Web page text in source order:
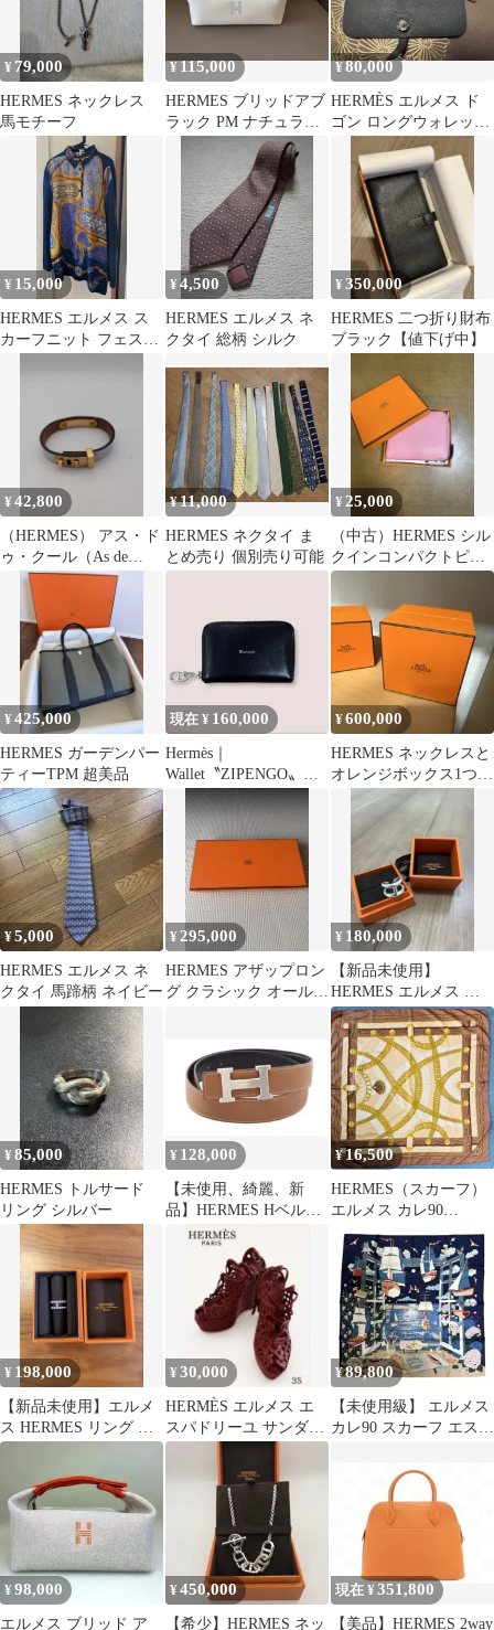
¥ 79,000
HERMES ネックレス
馬モチーフ
¥115,000
HERMES ブリッドアブ
ラック PM ナチュラル
¥80,000
HERMÈS エルメス ド
ゴン ロングウォレット
長財布 ブルー系 正規品
¥ 15,000
HERMES エルメス ス
カーフニット フェステ
¥4,500
HERMES エルメス ネ
クタイ 総柄 シルク
¥350,000
HERMES 二つ折り財布
ブラック【値下げ中】
¥42,800
（HERMES） アス・ド
ゥ・クール（As de
Coeur）レザーブレスレ
¥11,000
HERMES ネクタイ ま
とめ売り 個別売り可能
¥ 25,000
（中古）HERMES シル
クインコンパクトピン
ク
¥425,000
HERMES ガーデンパー
ティーTPM 超美品
現在 ¥ 160,000
Hermès｜
Wallet〝ZIPENGO〟
Chaine d’Ancre
¥600,000
HERMES ネックレスと
オレンジボックス1つと
レザーバッグ値下げ
¥5,000
HERMES エルメス ネ
クタイ 馬蹄柄 ネイビー
¥295,000
HERMES アザップロン
グ クラシック オールレ
¥ 180,000
【新品未使用】
HERMES エルメス オ
スモズ GM リング 61
正規品
¥85,000
HERMES トルサード
リング シルバー
¥ 128,000
【未使用、綺麗、新
品】HERMES Hベルト
リバーシブル ブラック
ブラウン
¥16,500
HERMES（スカーフ）
エルメス カレ90
MAILLONS 鎖の環 シ
ルク
¥ 198,000
【新品未使用】エルメ
ス HERMES リング ア
レアII ボール サイズ54
¥30,000
HERMÈS エルメス エ
スパドリーユ サンダル
35
¥89,800
【未使用級】 エルメス
カレ90 スカーフ エスプ
¥98,000
エルメス ブリッド ア
¥450,000
【希少】HERMES ネッ
現在 ¥351,800
【美品】HERMES 2way